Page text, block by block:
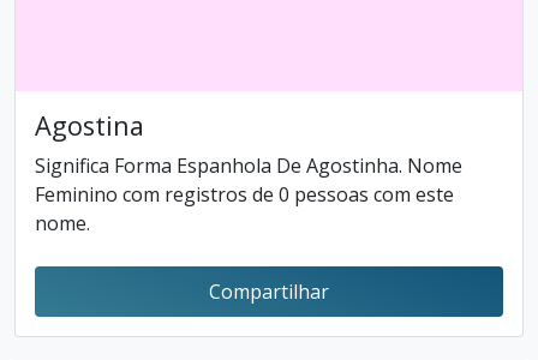
Agostina
Significa Forma Espanhola De Agostinha. Nome
Feminino com registros de 0 pessoas com este
nome.
Compartilhar